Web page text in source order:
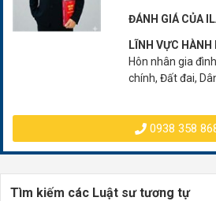
ĐÁNH GIÁ CỦA
LĨNH VỰC HÀNH
Hôn nhân gia
chính, Đất đai,
0938 358
Tìm kiếm các Luật sư tương tự